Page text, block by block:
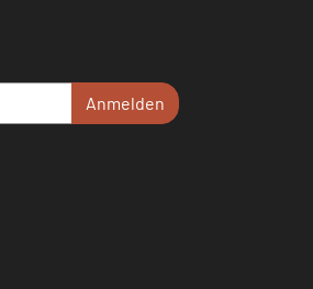
Anmelden